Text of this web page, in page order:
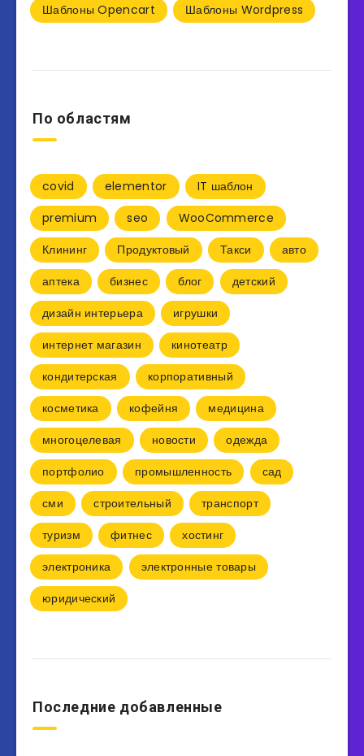
Шаблоны Opencart Шаблоны Wordpress
По областям
covid elementor
IT шаблон
premium
seo
WooCommerce
Клининг
Продуктовый Такси
авто
аптека
бизнес блог
детский
дизайн интерьера
игрушки
интернет магазин
кинотеатр
кондитерская
корпоративный
косметика
кофейня
медицина
многоцелевая
новости
одежда
портфолио
промышленность
сад
сми
строительный
транспорт
туризм
фитнес
хостинг
электроника
электронные товары
юридический
Последние добавленные